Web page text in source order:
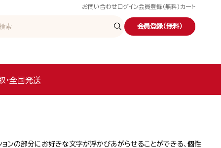
お問い合わせ ログイン会員登録（無料） カート
会員登録（無料）
・全国発送
ンの部分にお好きな文字が浮かびあがらせることができる、個性